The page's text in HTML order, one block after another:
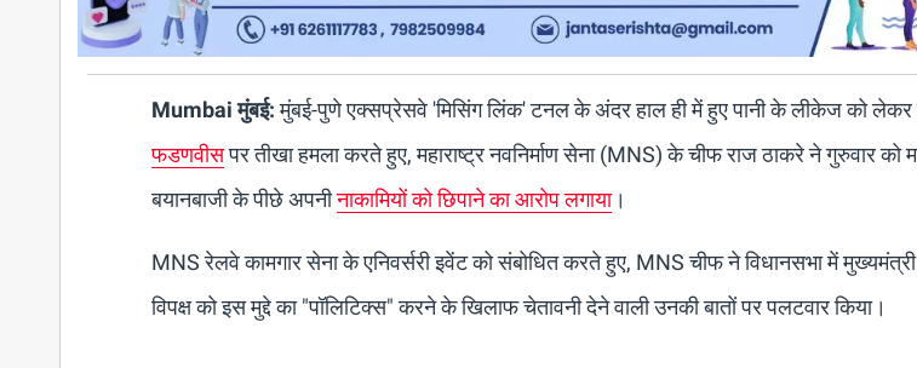
Mumbai मुंबई:मुंबई-पुणे एक्सप्रेसवे 'मिसिंग लिंक' टनल के अंदर हाल ही में हुए पानी के लीकेज को लेकर
फडणवीसपर तीखा हमला करते हुए, महाराष्ट्र नवनिर्माण सेना (MNS) के चीफ राज ठाकरे ने गुरुवार को
बयानबाजी के पीछे अपनीनाकामियों को छिपाने का आरोप लगाया।
MNS रेलवे कामगार सेना के एनिवर्सरी इवेंट को संबोधित करते हुए, MNS चीफ ने विधानसभा में
विपक्ष को इस मुद्दे का "पॉलिटिक्स" करने के खिलाफ चेतावनी देने वाली उनकी बातों पर पलटवार किया।